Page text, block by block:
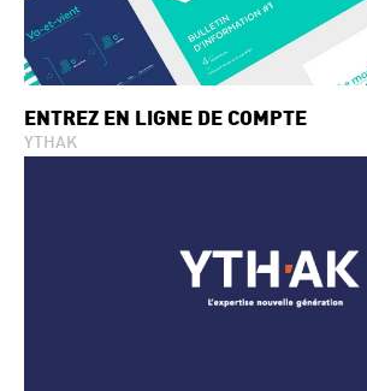
ENTREZ EN LIGNE DE COMPTE
YTHAK